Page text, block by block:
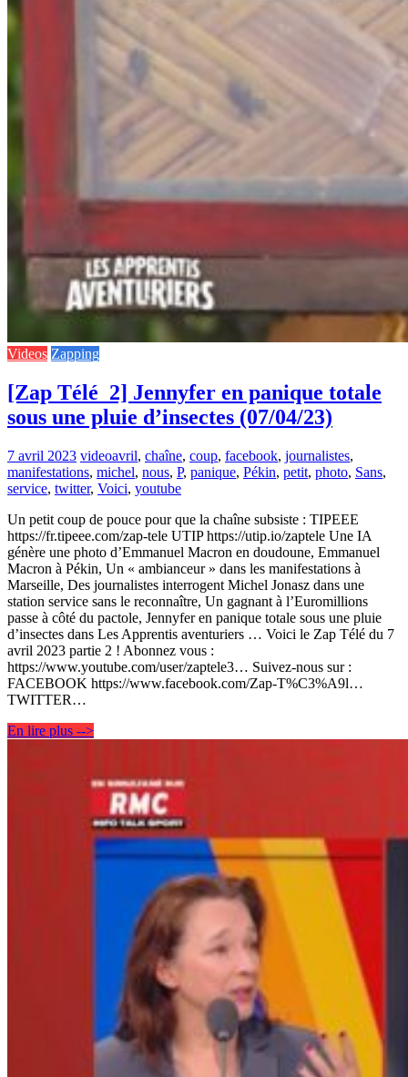
Videos Zapping
[Zap Télé_2] Jennyfer en panique totale
sous une pluie d’insectes (07/04/23)
7 avril 2023 videoavril, chaîne, coup, facebook, journalistes,
manifestations, michel, nous, P, panique, Pékin, petit, photo, Sans,
service, twitter, Voici, youtube
Un petit coup de pouce pour que la chaîne subsiste : TIPEEE
https://fr.tipeee.com/zap-tele UTIP https://utip.io/zaptele Une IA
génère une photo d’Emmanuel Macron en doudoune, Emmanuel
Macron à Pékin, Un « ambianceur » dans les manifestations à
Marseille, Des journalistes interrogent Michel Jonasz dans une
station service sans le reconnaître, Un gagnant à l’Euromillions
passe à côté du pactole, Jennyfer en panique totale sous une pluie
d’insectes dans Les Apprentis aventuriers … Voici le Zap Télé du 7
avril 2023 partie 2 ! Abonnez vous :
https://www.youtube.com/user/zaptele3… Suivez-nous sur :
FACEBOOK https://www.facebook.com/Zap-T%C3%A9l…
TWITTER…
En lire plus -->